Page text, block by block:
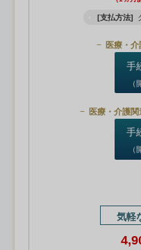
[支払方法]
医療・
手
（
医療・介護
手
（
気軽